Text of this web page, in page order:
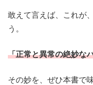
敢えて言えば、これが
う。
「正常と異常の絶妙な
その妙を、ぜひ本書で